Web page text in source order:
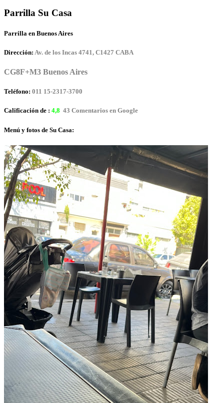
Parrilla Su Casa
Parrilla en Buenos Aires
Dirección: Av. de los Incas 4741, C1427 CABA
CG8F+M3 Buenos Aires
Teléfono: 011 15-2317-3700
Calificación de : 4,8 43 Comentarios en Google
Menú y fotos de Su Casa: